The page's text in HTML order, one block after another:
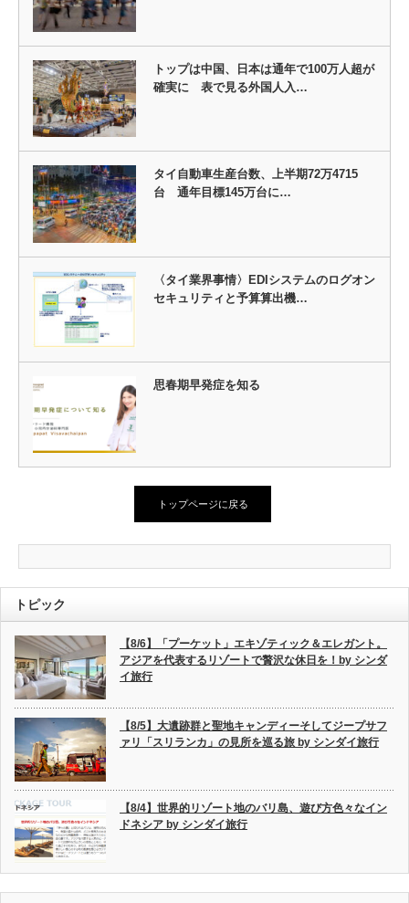
トップは中国、日本は通年で100万人超が
確実に 表で見る外国人入…
タイ自動車生産台数、上半期72万4715
台 通年目標145万台に…
〈タイ業界事情〉EDIシステムのログオン
セキュリティと予算算出機…
思春期早発症を知る
トップページに戻る
トピック
【8/6】「プーケット」エキゾティック＆エレガント。
アジアを代表するリゾートで贅沢な休日を！by シンダ
イ旅行
【8/5】大遺跡群と聖地キャンディーそしてジープサフ
ァリ「スリランカ」の見所を巡る旅 by シンダイ旅行
【8/4】世界的リゾート地のバリ島、遊び方色々なイン
ドネシア by シンダイ旅行